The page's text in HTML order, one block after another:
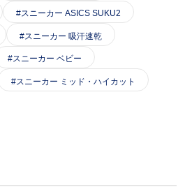
スニーカー ASICS SUKU2
スニーカー 吸汗速乾
スニーカー ベビー
スニーカー ミッド・ハイカット